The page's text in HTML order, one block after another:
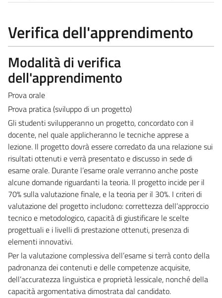
Verifica dell'apprendimento
Modalità di verifica
dell'apprendimento
Prova orale
Prova pratica (sviluppo di un progetto)
Gli studenti svilupperanno un progetto, concordato con il
docente, nel quale applicheranno le tecniche apprese a
lezione. Il progetto dovrà essere corredato da una relazione sui
risultati ottenuti e verrà presentato e discusso in sede di
esame orale. Durante l’esame orale verranno anche poste
alcune domande riguardanti la teoria. Il progetto incide per il
70% sulla valutazione finale, e la teoria per il 30%. I criteri di
valutazione del progetto includono: correttezza dell’approccio
tecnico e metodologico, capacità di giustificare le scelte
progettuali e i livelli di prestazione ottenuti, presenza di
elementi innovativi.
Per la valutazione complessiva dell’esame si terrà conto della
padronanza dei contenuti e delle competenze acquisite,
dell’accuratezza linguistica e proprietà lessicale, nonché della
capacità argomentativa dimostrata dal candidato.